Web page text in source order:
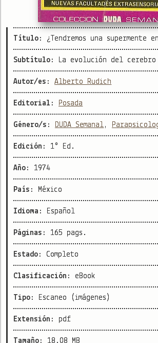
Título: ¿Tendremos una supermente
Subtítulo: La evolución del cerebro
Autor/es:Alberto Rudich
Editorial: Posada
Género/s: DUDA Semanal,
Edición: 1° Ed.
Año: 1974
País: México
Idioma: Español
Páginas: 165 pags.
Estado: Completo
Clasificación: eBook
Tipo: Escaneo (imágenes)
Extensión: pdf
Tamaño: 18.08 MB